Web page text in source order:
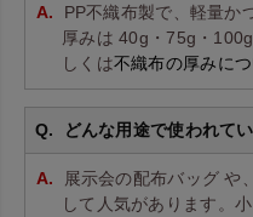
PP不織布製で、軽量か
厚みは 40g・75g・
しくは不織布の厚みにつ
どんな用途で使われて
展示会の配布バッグ や
して人気があります。